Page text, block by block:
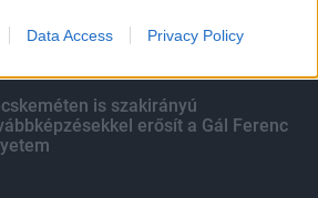
Data Access Privacy Policy
is szakirányú
erősít a Gál Ferenc